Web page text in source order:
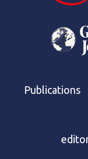
Publications